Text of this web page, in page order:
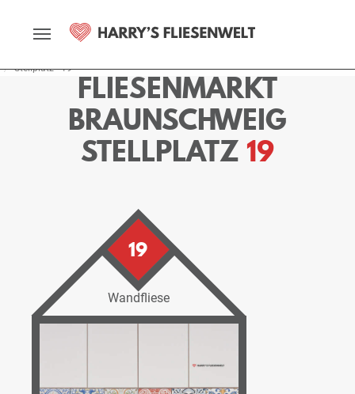
Stellplatz - 19
FLIESENMARKT
BRAUNSCHWEIG
STELLPLATZ 19
19
Wandfliese